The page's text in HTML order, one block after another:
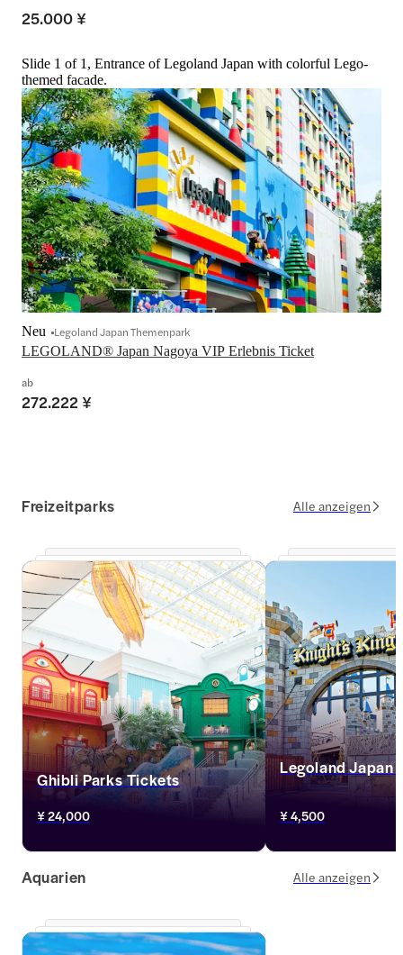
25.000 ¥
Slide 1 of 1, Entrance of Legoland Japan with colorful Lego-
themed facade.
LEGOLAND® Japan Nagoya VIP Erlebnis Ticket
Neu Legoland Japan Themenpark
ab
272.222 ¥
Freizeitparks Alle anzeigen
Ghibli Parks Tickets
¥ 24,000
Legoland Japan
einer Bewertung von
flexiblen Dauer,
fantastische Reise.
¥ 4,500
Aquarien Alle anzeigen